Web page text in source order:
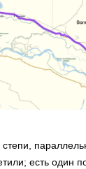
степи,
есть один